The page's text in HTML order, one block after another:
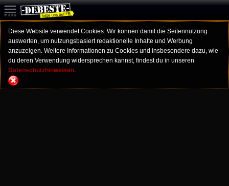
Diese Website verwendet Cookies. Wir können damit die Seitennutzung
auswerten, um nutzungsbasiert redaktionelle Inhalte und Werbung
anzuzeigen. Weitere Informationen zu Cookies und insbesondere dazu, wie
du deren Verwendung widersprechen kannst, findest du in unseren
Datenschutzhinweisen.